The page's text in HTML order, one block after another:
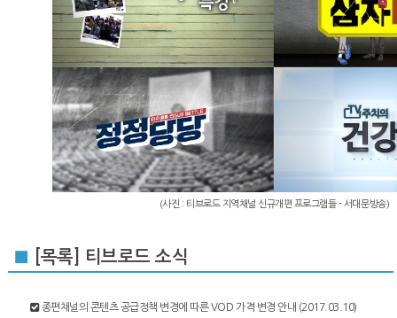
(사진 : 티브로드 지역채널 신규개편 프로그램들 - 서대문방송)
■ [목록] 티브로드 소식
종편채널의 콘텐츠 공급정책 변경에 따른 VOD 가격 변경 안내 (2017.03.10)